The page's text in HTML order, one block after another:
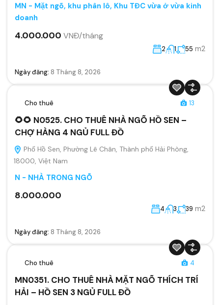
MN - Mặt ngõ, khu phân lô, Khu TĐC vừa ở vừa kinh
doanh
4.000.000 VNĐ/tháng
2 1 55 m2
Ngày đăng: 8 Tháng 8, 2026
Cho thuê 13
🌻🌻 N0525. CHO THUÊ NHÀ NGÕ HỒ SEN –
CHỢ HÀNG 4 NGỦ FULL ĐỒ
Phố Hồ Sen, Phường Lê Chân, Thành phố Hải Phòng,
18000, Việt Nam
N - NHÀ TRONG NGÕ
8.000.000
4 3 39 m2
Ngày đăng: 8 Tháng 8, 2026
Cho thuê 4
MN0351. CHO THUÊ NHÀ MẶT NGÕ THÍCH TRÍ
HẢI – HỒ SEN 3 NGỦ FULL ĐỒ